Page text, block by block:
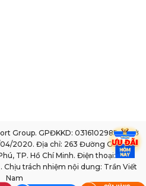
Group. GPĐKKD: 0316102985 do sở
2020. Địa chỉ: 263 Đường Gò Dầu,
TP. Hồ Chí Minh. Điện thoại: 1800
Chịu trách nhiệm nội dung: Trần Viết
Nam